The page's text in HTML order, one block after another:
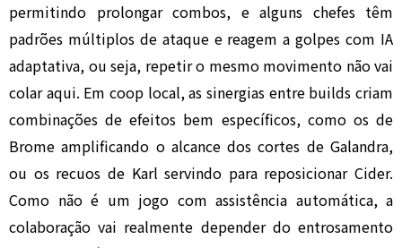
permitindo prolongar combos, e alguns chefes têm
padrões múltiplos de ataque e reagem a golpes com IA
adaptativa, ou seja, repetir o mesmo movimento não vai
colar aqui. Em coop local, as sinergias entre builds criam
combinações de efeitos bem específicos, como os de
Brome amplificando o alcance dos cortes de Galandra,
ou os recuos de Karl servindo para reposicionar Cider.
Como não é um jogo com assistência automática, a
colaboração vai realmente depender do entrosamento